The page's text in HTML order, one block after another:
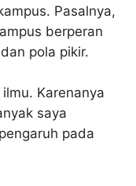
Pasalnya,
berperan
pola pikir.
Karenanya
saya
pada